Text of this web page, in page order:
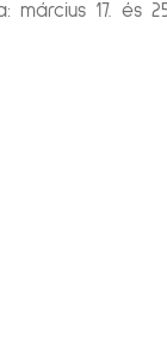
17. és